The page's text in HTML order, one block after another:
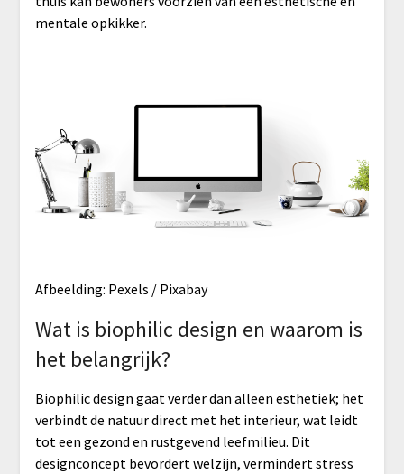
mentale opkikker.
Afbeelding: Pexels / Pixabay
Wat is biophilic design en waarom is
het belangrijk?
Biophilic design gaat verder dan alleen esthetiek; het
verbindt de natuur direct met het interieur, wat leidt
tot een gezond en rustgevend leefmilieu. Dit
designconcept bevordert welzijn, vermindert stress